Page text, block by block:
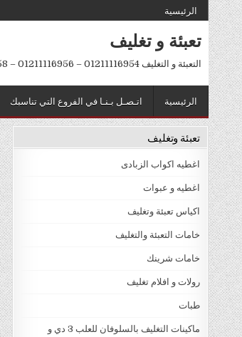
Skip
to
content
الرئيسية
تعبئة و تغليف
التعبئة و التغليف 01211116954 – 01211116956 – 01211116958
الرئيسية اتـصـل بـنـا في الفروع التي تناسبك
تعبئة وتغليف
اغطيه اكواب الزبادى
اغطيه و عبوات
اكياس تعبئة وتغليف
خامات التعبئة والتغليف
خامات شرينك
رولات و افلام تغليف
طبات
ماكينات التغليف بالسلوفان للعلب 3 دي و